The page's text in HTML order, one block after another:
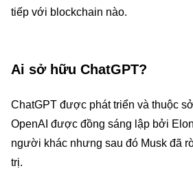
tiếp với blockchain nào.
Ai sở hữu ChatGPT?
ChatGPT được phát triển và thuộc
OpenAI được đồng sáng lập bởi
người khác nhưng sau đó Musk đã
trị.